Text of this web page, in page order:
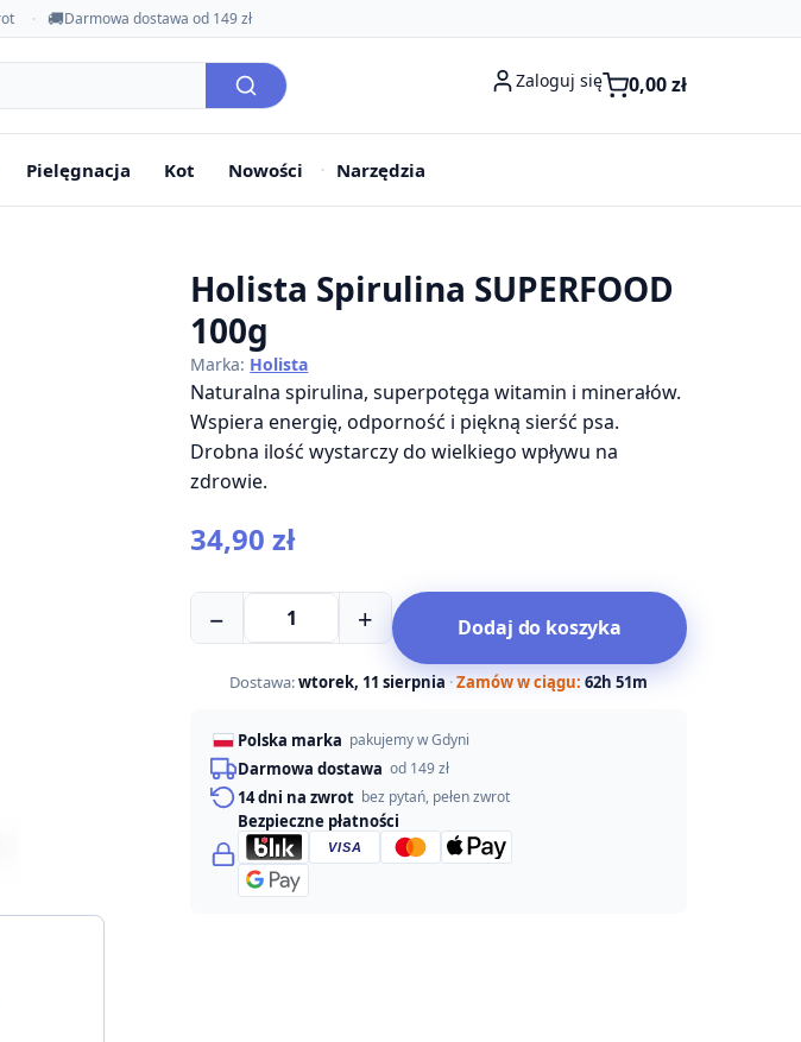
🚚Darmowa dostawa od 149 zł
Zaloguj się 0,00zł
Pielęgnacja Kot Nowości Narzędzia
Holista Spirulina SUPERFOOD
100g
Marka: Holista
Naturalna spirulina, superpotęga witamin i minerałów.
Wspiera energię, odporność i piękną sierść psa.
Drobna ilość wystarczy do wielkiego wpływu na
zdrowie.
34,90zł
−
ilość
Holista
SUPERFOOD
+ Dodaj do koszyka
Dostawa:wtorek, 11 sierpnia ·Zamów w ciągu:62h 51m
Polska marka pakujemy w Gdyni
Darmowa dostawa od 149 zł
14 dni na zwrot bez pytań, pełen zwrot
Bezpieczne płatności
VISA